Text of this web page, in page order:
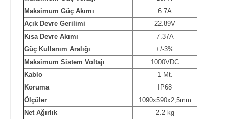
Maksimum Güç Akımı
6.7A
Açık Devre Gerilimi
22.89V
Kısa Devre Akımı
7.37A
Güç Kullanım Aralığı
+/-3%
Maksimum Sistem Voltajı
1000VDC
Kablo
1 Mt.
Koruma
IP68
Ölçüler
1090x590x2,5mm
Net Ağırlık
2.2 kg